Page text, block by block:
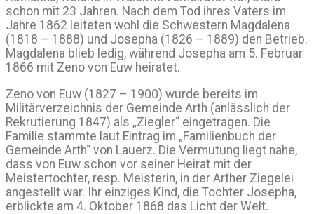
schon mit 23 Jahren. Nach dem Tod ihres Vaters im
Jahre 1862 leiteten wohl die Schwestern Magdalena
(1818 – 1888) und Josepha (1826 – 1889) den Betrieb.
Magdalena blieb ledig, während Josepha am 5. Februar
1866 mit Zeno von Euw heiratet.
Zeno von Euw (1827 – 1900) wurde bereits im
Militärverzeichnis der Gemeinde Arth (anlässlich der
Rekrutierung 1847) als „Ziegler“ eingetragen. Die
Familie stammte laut Eintrag im „Familienbuch der
Gemeinde Arth“ von Lauerz. Die Vermutung liegt nahe,
dass von Euw schon vor seiner Heirat mit der
Meistertochter, resp. Meisterin, in der Arther Ziegelei
angestellt war. Ihr einziges Kind, die Tochter Josepha,
erblickte am 4. Oktober 1868 das Licht der Welt.